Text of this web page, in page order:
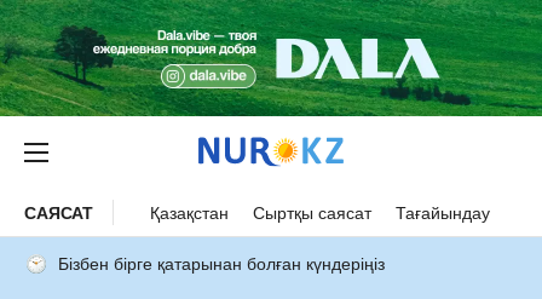
САЯСАТ Қазақстан Сыртқы саясат Тағайындау
Бізбен бірге қатарынан болған күндеріңіз